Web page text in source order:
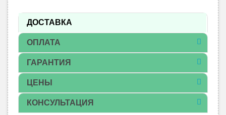
ДОСТАВКА
ОПЛАТА
ГАРАНТИЯ
ЦЕНЫ
КОНСУЛЬТАЦИЯ